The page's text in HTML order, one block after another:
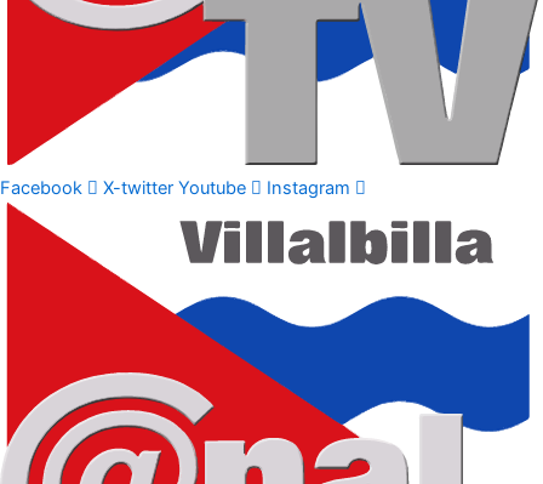
Facebook X-twitter Youtube Instagram